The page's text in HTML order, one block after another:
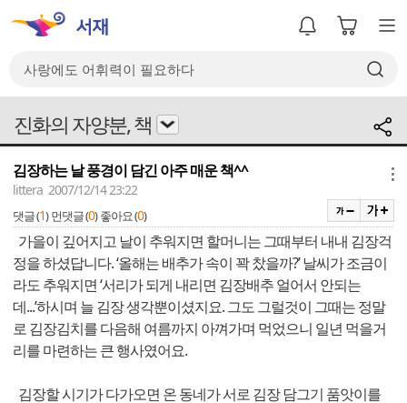
진화의 자양분, 책
김장하는 날 풍경이 담긴 아주 매운 책^^
littera 2007/12/14 23:22
댓글 (1) 먼댓글 (0) 좋아요 (0)
가을이 깊어지고 날이 추워지면 할머니는 그때부터 내내 김장걱
정을 하셨답니다. ‘올해는 배추가 속이 꽉 찼을까?’ 날씨가 조금이
라도 추워지면 ‘서리가 되게 내리면 김장배추 얼어서 안되는
데...’하시며 늘 김장 생각뿐이셨지요. 그도 그럴것이 그때는 정말
로 김장김치를 다음해 여름까지 아껴가며 먹었으니 일년 먹을거
리를 마련하는 큰 행사였어요.
김장할 시기가 다가오면 온 동네가 서로 김장 담그기 품앗이를